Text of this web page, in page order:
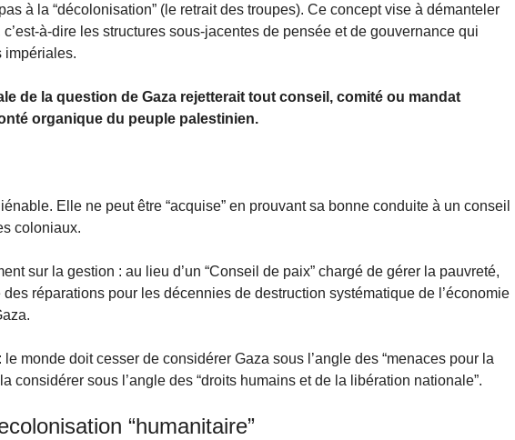
à la “décolonisation” (le retrait des troupes). Ce concept vise à démanteler
c’est-à-dire les structures sous-jacentes de pensée et de gouvernance qui
impériales.
de la question de Gaza rejetterait tout conseil, comité ou mandat
organique du peuple palestinien.
Elle ne peut être “acquise” en prouvant sa bonne conduite à un conseil
coloniaux.
sur la gestion : au lieu d’un “Conseil de paix” chargé de gérer la pauvreté,
réparations pour les décennies de destruction systématique de l’économie
monde doit cesser de considérer Gaza sous l’angle des “menaces pour la
considérer sous l’angle des “droits humains et de la libération nationale”.
“humanitaire”